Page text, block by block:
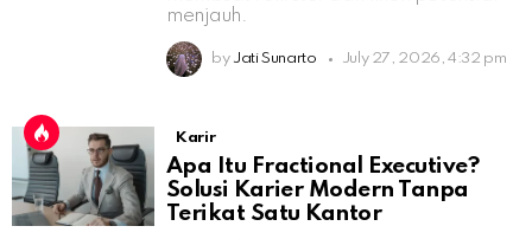
menjauh.
by Jati Sunarto July 27, 2026, 4:32 pm
Karir
Apa Itu Fractional Executive?
Solusi Karier Modern Tanpa
Terikat Satu Kantor